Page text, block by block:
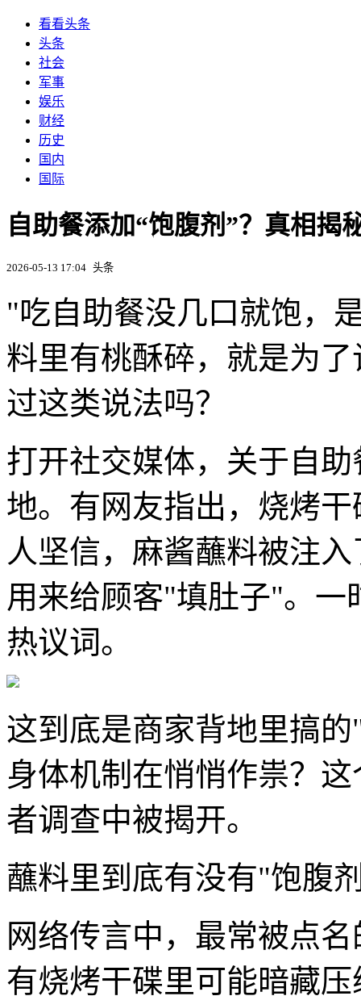
看看头条
头条
社会
军事
娱乐
财经
历史
国内
国际
自助餐添加“饱腹剂”？真相揭
2026-05-13 17:04 头条
"吃自助餐没几口就饱，
料里有桃酥碎，就是为
过这类说法吗？
打开社交媒体，关于自
地。有网友指出，烧烤
人坚信，麻酱蘸料被注
用来给顾客"填肚子"。
热议词。
这到底是商家背地里搞
身体机制在悄悄作祟？
者调查中被揭开。
蘸料里到底有没有"饱腹
网络传言中，最常被点
有烧烤干碟里可能暗藏